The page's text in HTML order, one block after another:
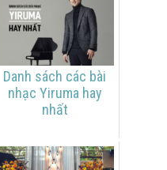
Danh sách các bài
nhạc Yiruma hay
nhất